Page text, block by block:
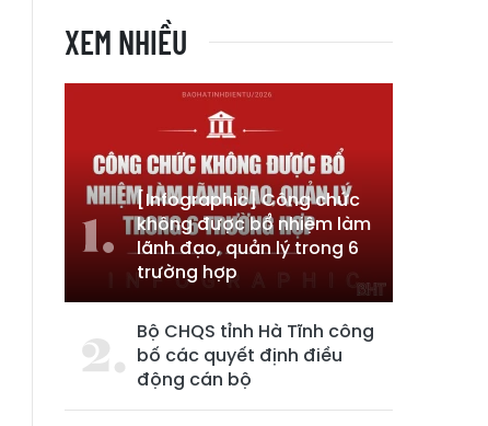
XEM NHIỀU
[Infographic] Công chức
không được bổ nhiệm làm
lãnh đạo, quản lý trong 6
trường hợp
Bộ CHQS tỉnh Hà Tĩnh công
bố các quyết định điều
động cán bộ